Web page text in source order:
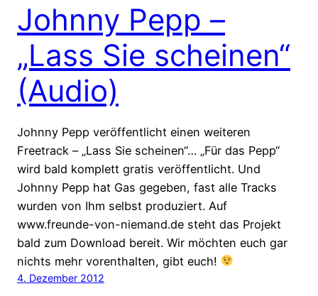
Johnny Pepp –
„Lass Sie scheinen“
(Audio)
Johnny Pepp veröffentlicht einen weiteren
Freetrack – „Lass Sie scheinen“… „Für das Pepp“
wird bald komplett gratis veröffentlicht. Und
Johnny Pepp hat Gas gegeben, fast alle Tracks
wurden von Ihm selbst produziert. Auf
www.freunde-von-niemand.de steht das Projekt
bald zum Download bereit. Wir möchten euch gar
nichts mehr vorenthalten, gibt euch!
4. Dezember 2012